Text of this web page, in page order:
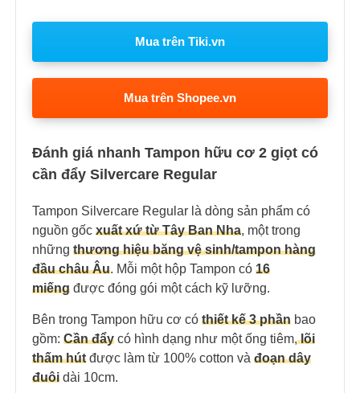
Mua trên Tiki.vn
Mua trên Shopee.vn
Đánh giá nhanh Tampon hữu cơ 2 giọt có
cần đẩy Silvercare Regular
Tampon Silvercare Regular là dòng sản phẩm có
nguồn gốc xuất xứ từ Tây Ban Nha, một trong
những thương hiệu băng vệ sinh/tampon hàng
đầu châu Âu. Mỗi một hộp Tampon có 16
miếng được đóng gói một cách kỹ lưỡng.
Bên trong Tampon hữu cơ có thiết kế 3 phần bao
gồm: Cần đẩy có hình dạng như một ống tiêm,lõi
thấm hút được làm từ 100% cotton và đoạn dây
đuôi dài 10cm.